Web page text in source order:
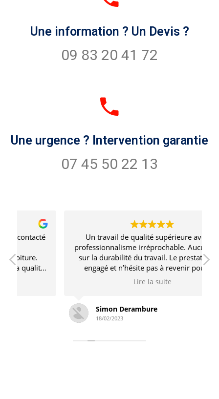
Une information ? Un Devis ?
09 83 20 41 72
Une urgence ? Intervention garantie
07 45 50 22 13
Un travail de qualité supérieure avec un
professionnalisme irréprochable. Aucun doute
sur la durabilité du travail. Le prestataire est
engagé et n’hésite pas à revenir pour des
ajustements si nécessaire. Je recommande
Simon Derambure
18/02/2023